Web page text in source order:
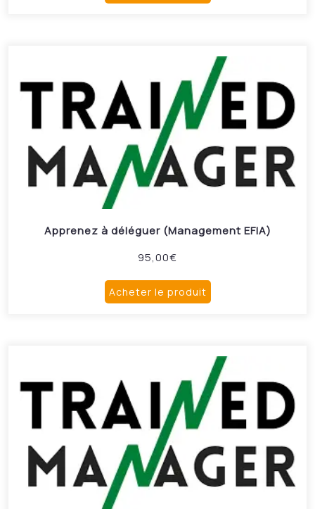
Apprenez à déléguer (Management EFIA)
95,00€
Acheter le produit